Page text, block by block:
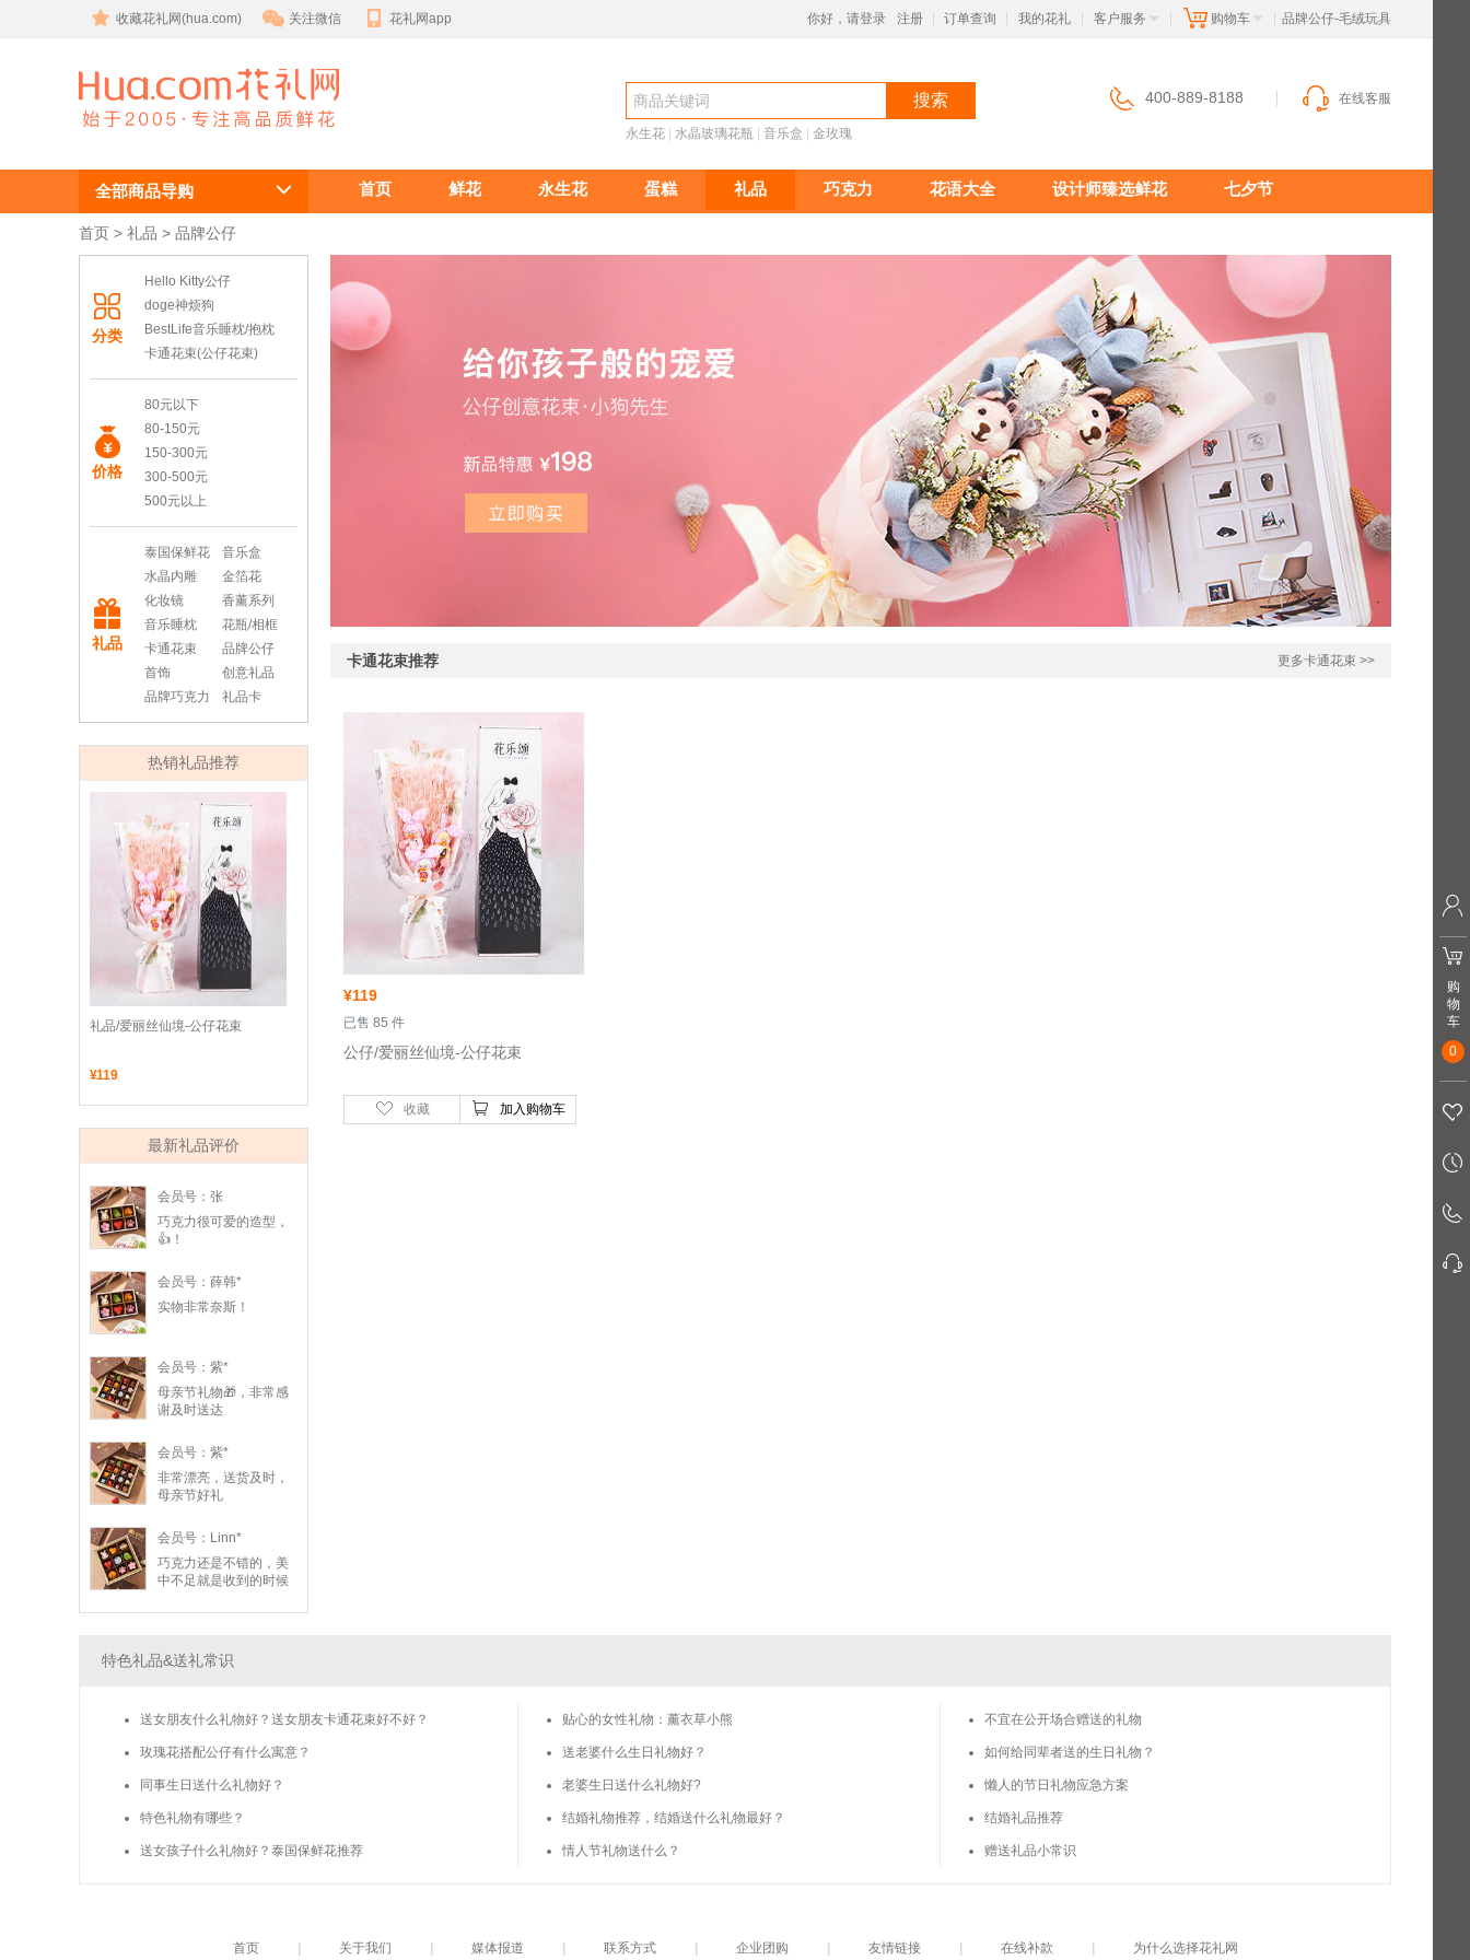
收藏花礼网(hua.com) 关注微信 花礼网app 你好，请登录 注册 订单查询 我的花礼 客户服务 购物车 品牌公仔-毛绒玩具
公仔,毛绒玩
具
搜索
永生花 水晶玻璃花瓶 音乐盒 金玫瑰
400-889-8188 在线客服
全部商品导购 首页 鲜花 永生花 蛋糕 礼品 巧克力 花语大全 设计师臻选鲜花 七夕节
首页 > 礼品 > 品牌公仔
更多卡通花束 >>
卡通花束推荐
¥119
已售 85 件
公仔/爱丽丝仙境-公仔花束
收藏 加入购物车
分类
Hello Kitty公仔
doge神烦狗
BestLife音乐睡枕/抱枕
卡通花束(公仔花束)
价格
80元以下
80-150元
150-300元
300-500元
500元以上
礼品
泰国保鲜花
音乐盒
水晶内雕
金箔花
化妆镜
香薰系列
音乐睡枕
花瓶/相框
卡通花束
品牌公仔
首饰
创意礼品
品牌巧克力
礼品卡
热销礼品推荐
礼品/爱丽丝仙境-公仔花束
¥119
最新礼品评价
会员号：张
巧克力很可爱的造型，
👍！
会员号：薛韩*
实物非常奈斯！
会员号：紫*
母亲节礼物🎁，非常感
谢及时送达
会员号：紫*
非常漂亮，送货及时，
母亲节好礼
会员号：Linn*
巧克力还是不错的，美
中不足就是收到的时候
特色礼品&送礼常识
送女朋友什么礼物好？送女朋友卡通花束好不好？
玫瑰花搭配公仔有什么寓意？
同事生日送什么礼物好？
特色礼物有哪些？
送女孩子什么礼物好？泰国保鲜花推荐
贴心的女性礼物：薰衣草小熊
送老婆什么生日礼物好？
老婆生日送什么礼物好?
结婚礼物推荐，结婚送什么礼物最好？
情人节礼物送什么？
不宜在公开场合赠送的礼物
如何给同辈者送的生日礼物？
懒人的节日礼物应急方案
结婚礼品推荐
赠送礼品小常识
首页 关于我们 媒体报道 联系方式 企业团购 友情链接 在线补款 为什么选择花礼网
购
物
车
0